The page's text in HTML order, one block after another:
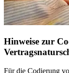
Hinweise zur
Für die Codierung